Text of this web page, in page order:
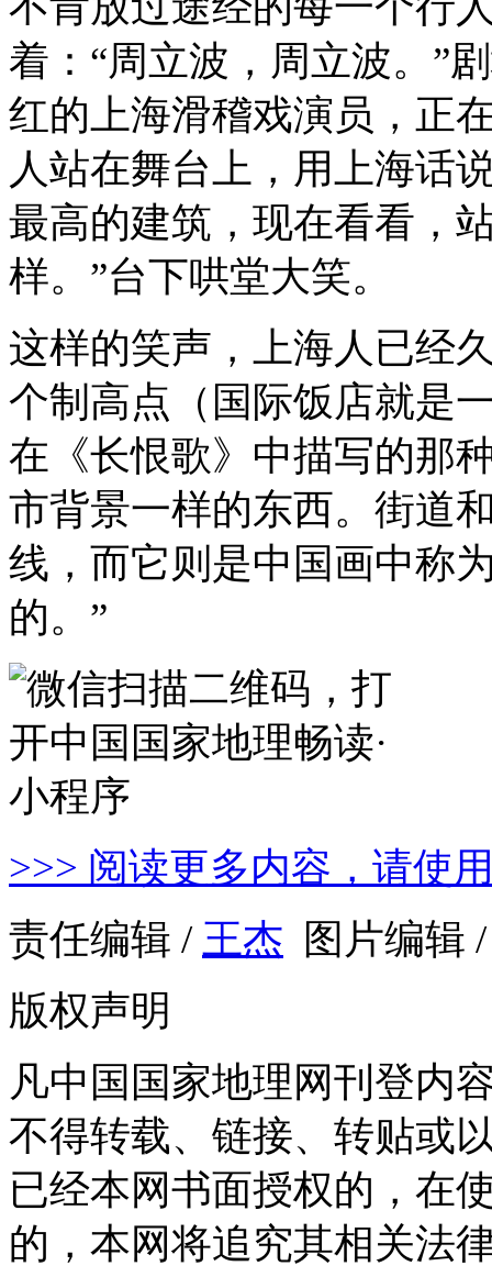
着：“周立波，周立波。”
红的上海滑稽戏演员，正
人站在舞台上，用上海话
最高的建筑，现在看看，
样。”台下哄堂大笑。
这样的笑声，上海人已经
个制高点（国际饭店就是
在《长恨歌》中描写的那
市背景一样的东西。街道
线，而它则是中国画中称
的。”
>>> 阅读更多内容，请使
责任编辑 / 王杰 图片编辑
版权声明
凡中国国家地理网刊登内
不得转载、链接、转贴或
已经本网书面授权的，在
的，本网将追究其相关法